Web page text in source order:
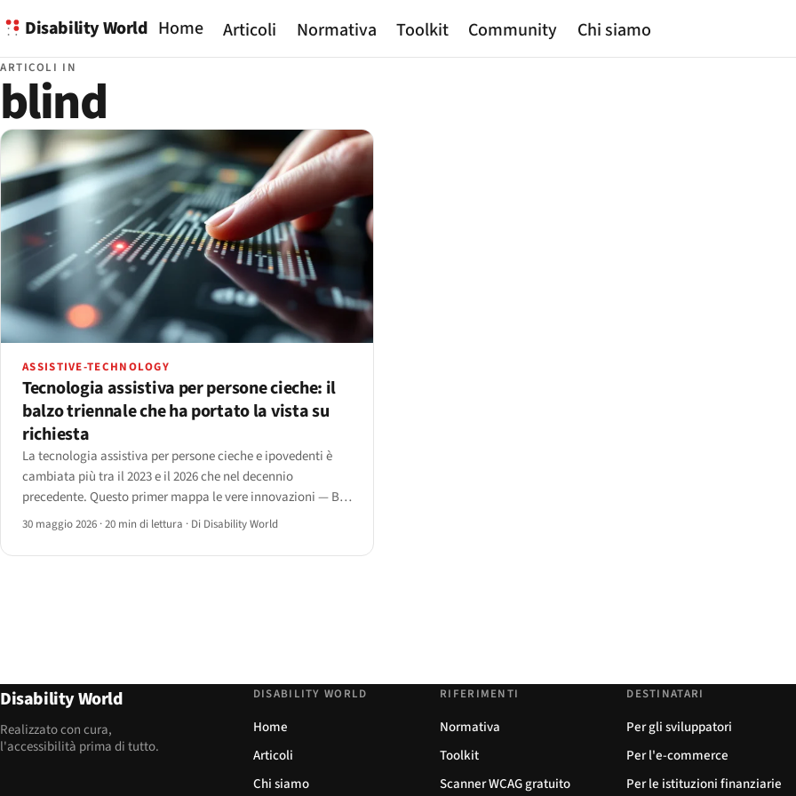
Disability World Home Articoli Normativa Toolkit Community Chi siamo
ARTICOLI IN
blind
ASSISTIVE-TECHNOLOGY
Tecnologia assistiva per persone cieche: il
balzo triennale che ha portato la vista su
richiesta
La tecnologia assistiva per persone cieche e ipovedenti è
cambiata più tra il 2023 e il 2026 che nel decennio
precedente. Questo primer mappa le vere innovazioni — Be
My AI, Ray-Ban Meta, cani intelligenti, il Monarch e i lettori
30 maggio 2026 ·20 min di lettura · Di Disability World
Disability World
Realizzato con cura,
l'accessibilità prima di tutto.
DISABILITY WORLD
Home
Articoli
Chi siamo
RIFERIMENTI
Normativa
Toolkit
Scanner WCAG gratuito
DESTINATARI
Per gli sviluppatori
Per l'e-commerce
Per le istituzioni finanziarie